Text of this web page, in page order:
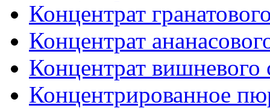
Концентрат
Концентрат
Концентрат вишневого
Концентрированное